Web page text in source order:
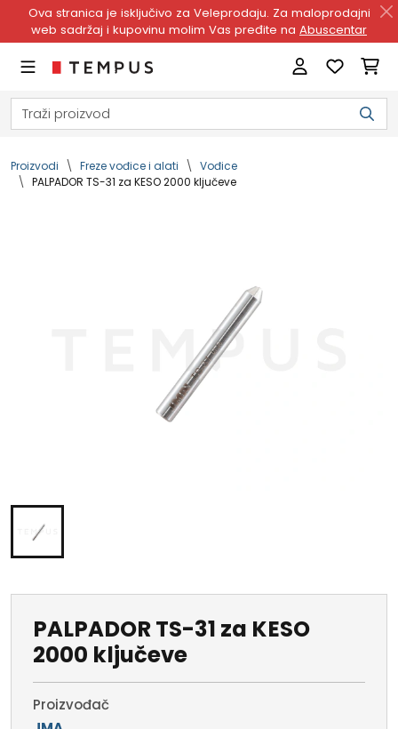
Ova stranica je isključivo za Veleprodaju. Za maloprodajni
web sadržaj i kupovinu molim Vas pređite na Abuscentar
Proizvodi Freze vođice i alati
Vođice
PALPADOR TS-31 za KESO 2000 ključeve
PALPADOR TS-31 za KESO
2000 ključeve
Proizvođač